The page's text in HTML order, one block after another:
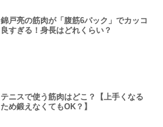
錦戸亮の筋肉が「腹筋6パック」でカッコ
良すぎる！身長はどれくらい？
テニスで使う筋肉はどこ？【上手くなる
ため鍛えなくてもOK？】